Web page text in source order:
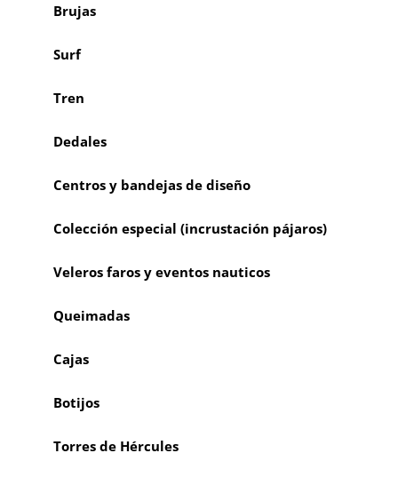
Brujas
Surf
Tren
Dedales
Centros y bandejas de diseño
Colección especial (incrustación pájaros)
Veleros faros y eventos nauticos
Queimadas
Cajas
Botijos
Torres de Hércules